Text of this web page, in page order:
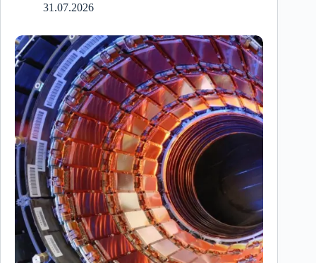
31.07.2026